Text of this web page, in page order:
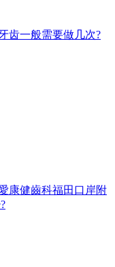
齿一般需要做几次?
康健齒科福田口岸附